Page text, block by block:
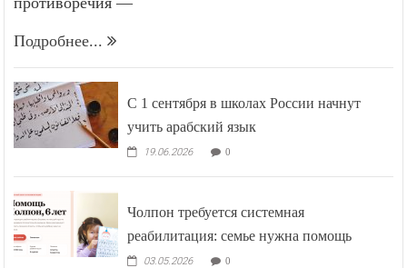
Подробнее...
С 1 сентября в школах России начнут
учить арабский язык
19.06.2026 0
Чолпон требуется системная
реабилитация: семье нужна помощь
03.05.2026 0